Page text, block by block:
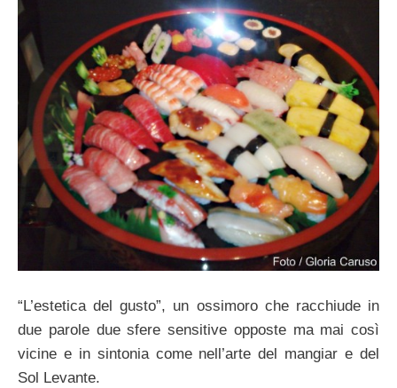
“L’estetica del gusto”, un ossimoro che racchiude in
due parole due sfere sensitive opposte ma mai così
vicine e in sintonia come nell’arte del mangiar e del
Sol Levante.